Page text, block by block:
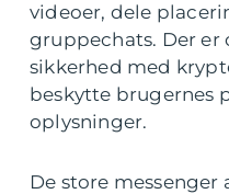
videoer, dele
gruppechats. Der er
sikkerhed med
beskytte brugernes
oplysninger.
De store